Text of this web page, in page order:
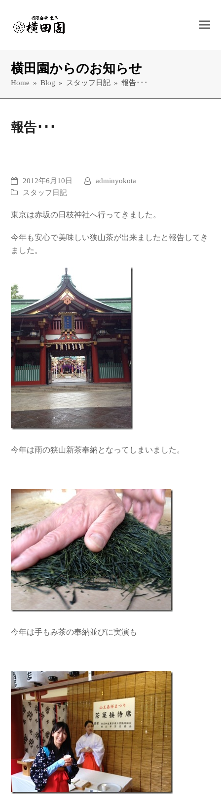
横田園からのお知らせ
Home » Blog » スタッフ日記 » 報告･･･
報告･･･
2012年6月10日
adminyokota
スタッフ日記
東京は赤坂の日枝神社へ行ってきました。
今年も安心で美味しい狭山茶が出来ましたと報告してき
ました。
今年は雨の狭山新茶奉納となってしまいました。
今年は手もみ茶の奉納並びに実演も